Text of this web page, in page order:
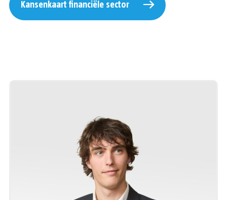
Kansenkaart financiële sector